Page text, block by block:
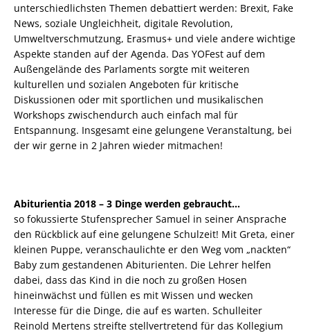
unterschiedlichsten Themen debattiert werden: Brexit, Fake
News, soziale Ungleichheit, digitale Revolution,
Umweltverschmutzung, Erasmus+ und viele andere wichtige
Aspekte standen auf der Agenda. Das YOFest auf dem
Außengelände des Parlaments sorgte mit weiteren
kulturellen und sozialen Angeboten für kritische
Diskussionen oder mit sportlichen und musikalischen
Workshops zwischendurch auch einfach mal für
Entspannung. Insgesamt eine gelungene Veranstaltung, bei
der wir gerne in 2 Jahren wieder mitmachen!
Abiturientia 2018 – 3 Dinge werden gebraucht…
so fokussierte Stufensprecher Samuel in seiner Ansprache
den Rückblick auf eine gelungene Schulzeit! Mit Greta, einer
kleinen Puppe, veranschaulichte er den Weg vom „nackten“
Baby zum gestandenen Abiturienten. Die Lehrer helfen
dabei, dass das Kind in die noch zu großen Hosen
hineinwächst und füllen es mit Wissen und wecken
Interesse für die Dinge, die auf es warten. Schulleiter
Reinold Mertens streifte stellvertretend für das Kollegium